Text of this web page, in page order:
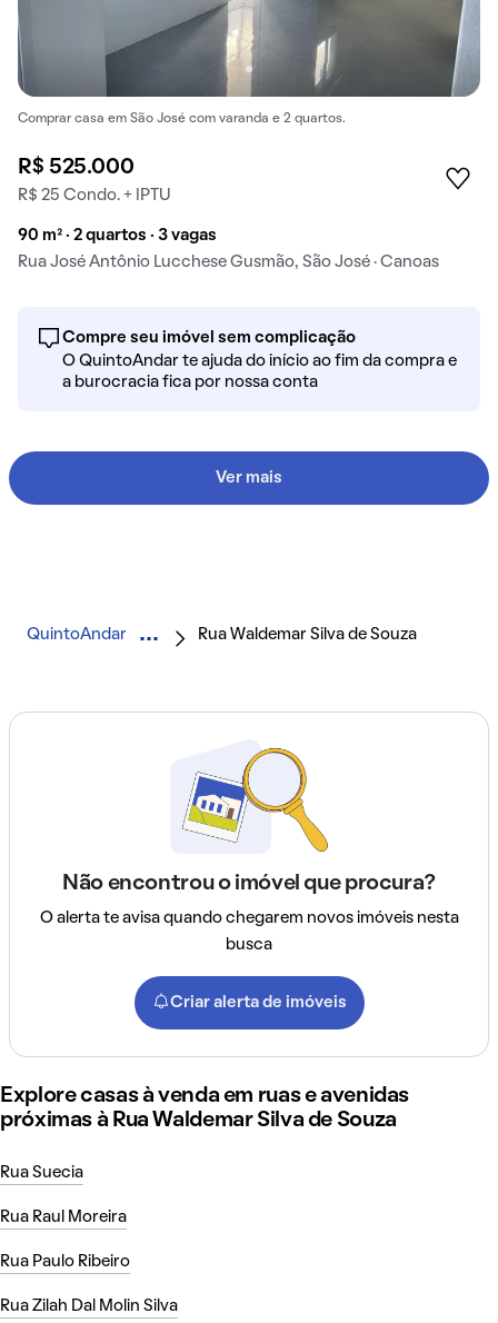
Comprar casa em São José com varanda e 2 quartos.
R$ 525.000
R$ 25 Condo. + IPTU
90 m² · 2 quartos · 3 vagas
Rua José Antônio Lucchese Gusmão, São José · Canoas
Compre seu imóvel sem complicação
O QuintoAndar te ajuda do início ao fim da compra e
a burocracia fica por nossa conta
Ver mais
QuintoAndar Rua Waldemar Silva de Souza
Não encontrou o imóvel que procura?
O alerta te avisa quando chegarem novos imóveis nesta
busca
Criar alerta de imóveis
Explore casas à venda em ruas e avenidas
próximas à Rua Waldemar Silva de Souza
Rua Suecia
Rua Raul Moreira
Rua Paulo Ribeiro
Rua Zilah Dal Molin Silva